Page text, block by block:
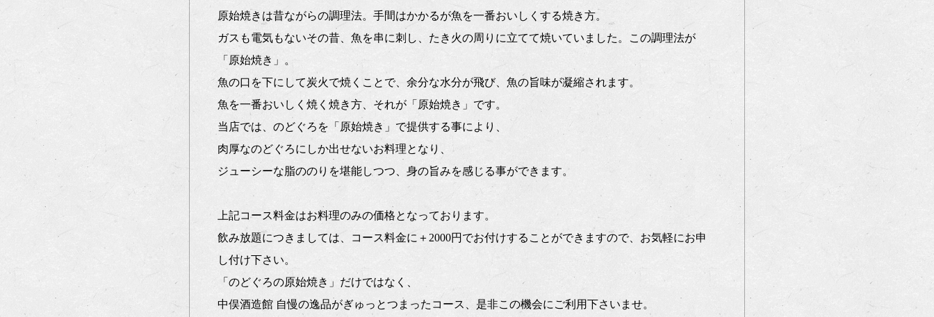
原始焼きは昔ながらの調理法。手間はかかるが魚を一番おいしくする焼き方。
ガスも電気もないその昔、魚を串に刺し、たき火の周りに立てて焼いていました。この調理法が
「原始焼き」。
魚の口を下にして炭火で焼くことで、余分な水分が飛び、魚の旨味が凝縮されます。
魚を一番おいしく焼く焼き方、それが「原始焼き」です。
当店では、のどぐろを「原始焼き」で提供する事により、
肉厚なのどぐろにしか出せないお料理となり、
ジューシーな脂ののりを堪能しつつ、身の旨みを感じる事ができます。
上記コース料金はお料理のみの価格となっております。
飲み放題につきましては、コース料金に＋2000円でお付けすることができますので、お気軽にお申
し付け下さい。
「のどぐろの原始焼き」だけではなく、
中俣酒造館 自慢の逸品がぎゅっとつまったコース、是非この機会にご利用下さいませ。